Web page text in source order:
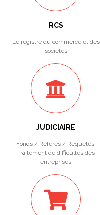
RCS
Le registre du commerce et des
sociétés
JUDICIAIRE
Fonds / Référés / Requêtes.
Traitement de difficultés des
entreprises